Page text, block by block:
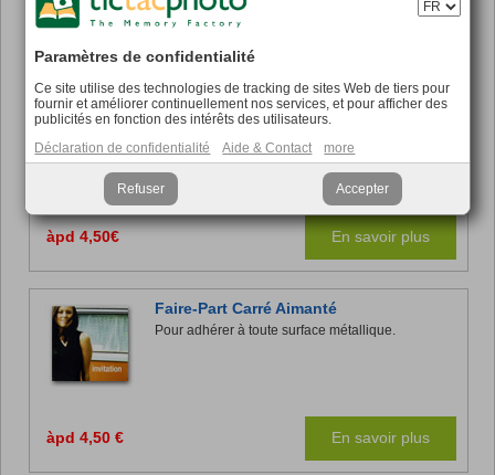
Faire-Part Panoramique Aimanté
àpd 4,50€ En savoir plus
Faire-Part Carré Aimanté
Pour adhérer à toute surface métallique.
àpd 4,50 € En savoir plus
Paramètres de confidentialité
Ce site utilise des technologies de tracking de sites Web de tiers pour
fournir et améliorer continuellement nos services, et pour afficher des
publicités en fonction des intérêts des utilisateurs.
Déclaration de confidentialité
Aide & Contact more
Refuser Accepter